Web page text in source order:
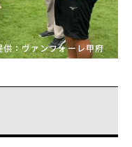
供：ヴァンフォーレ甲府